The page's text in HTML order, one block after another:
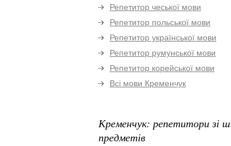
Репетитор чеської мови
Репетитор польської мови
Репетитор української мови
Репетитор румунської мови
Репетитор корейської мови
Всі мови Кременчук
Кременчук: репетитори зі
предметів